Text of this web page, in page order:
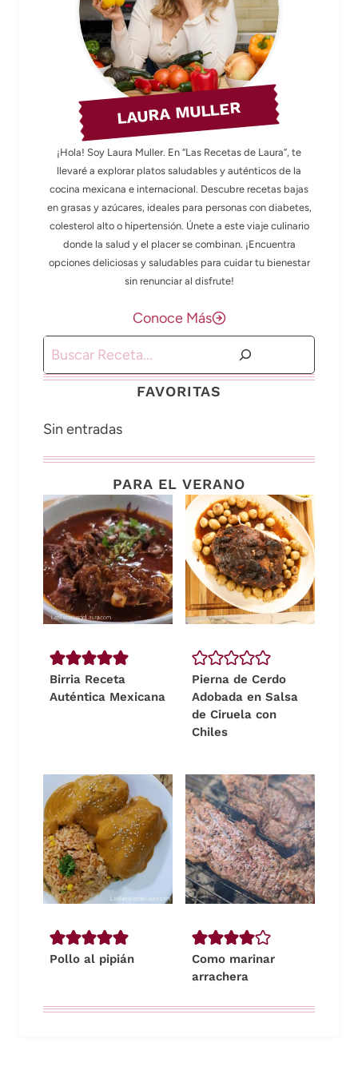
LAURA MULLER
¡Hola! Soy Laura Muller. En “Las Recetas de Laura”, te
llevaré a explorar platos saludables y auténticos de la
cocina mexicana e internacional. Descubre recetas bajas
en grasas y azúcares, ideales para personas con diabetes,
colesterol alto o hipertensión. Únete a este viaje culinario
donde la salud y el placer se combinan. ¡Encuentra
opciones deliciosas y saludables para cuidar tu bienestar
sin renunciar al disfrute!
Conoce Más
Buscar
FAVORITAS
Sin entradas
PARA EL VERANO
Birria Receta
Auténtica Mexicana
Pierna de Cerdo
Adobada en Salsa
de Ciruela con
Chiles
Pollo al pipián
Como marinar
arrachera